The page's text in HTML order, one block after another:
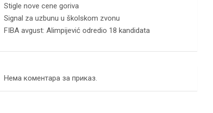
Stigle nove cene goriva
Signal za uzbunu u školskom zvonu
FIBA avgust: Alimpijević odredio 18 kandidata
Нема коментара за приказ.